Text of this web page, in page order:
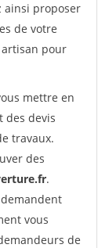
ainsi proposer
de votre
pour
mettre en
des devis
travaux.
des
.
vous
de